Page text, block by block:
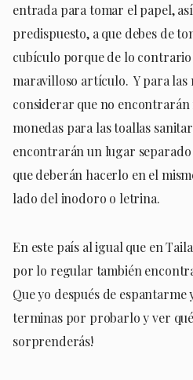
entrada para tomar el papel,
predispuesto, a que debes de
cubículo porque de lo
maravilloso artículo. Y para las
considerar que no encontrarán
monedas para las toallas
encontrarán un lugar
que deberán hacerlo en el
lado del inodoro o letrina.
En este país al igual que en
por lo regular también
Que yo después de
terminas por probarlo y ver
sorprenderás!